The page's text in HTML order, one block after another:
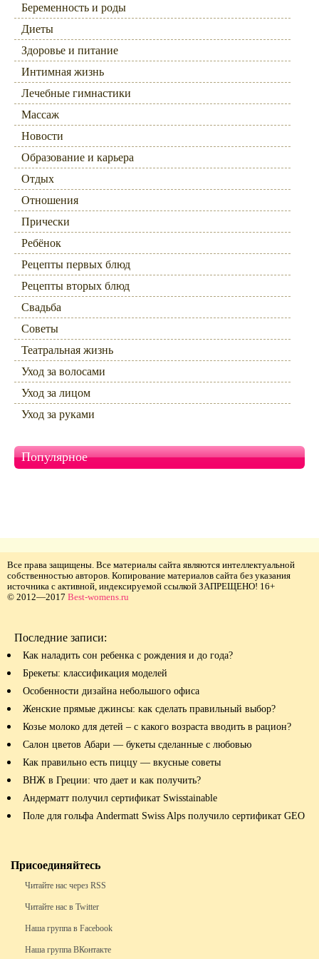
Беременность и роды
Диеты
Здоровье и питание
Интимная жизнь
Лечебные гимнастики
Массаж
Новости
Образование и карьера
Отдых
Отношения
Прически
Ребёнок
Рецепты первых блюд
Рецепты вторых блюд
Свадьба
Советы
Театральная жизнь
Уход за волосами
Уход за лицом
Уход за руками
Популярное
Все права защищены. Все материалы сайта являются интеллектуальной
собственностью авторов. Копирование материалов сайта без указания
источника с активной, индексируемой ссылкой ЗАПРЕЩЕНО! 16+
© 2012—2017 Best-womens.ru
Последние записи:
Как наладить сон ребенка с рождения и до года?
Брекеты: классификация моделей
Особенности дизайна небольшого офиса
Женские прямые джинсы: как сделать правильный выбор?
Козье молоко для детей – с какого возраста вводить в рацион?
Салон цветов Абари — букеты сделанные с любовью
Как правильно есть пиццу — вкусные советы
ВНЖ в Греции: что дает и как получить?
Андерматт получил сертификат Swisstainable
Поле для гольфа Andermatt Swiss Alps получило сертификат GEO
Присоединяйтесь
Читайте нас через RSS
Читайте нас в Twitter
Наша группа в Facebook
Наша группа ВКонтакте